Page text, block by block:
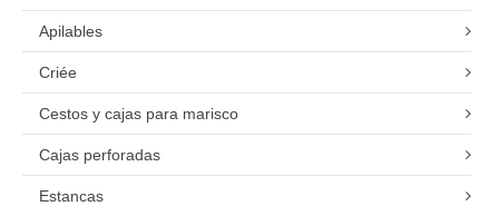
Apilables
Criée
Cestos y cajas para marisco
Cajas perforadas
Estancas